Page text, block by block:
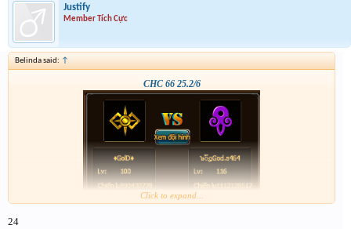
Justify
Member Tích Cực
Belinda said: ↑
CHC 66 25.2/6
Click to expand...
24